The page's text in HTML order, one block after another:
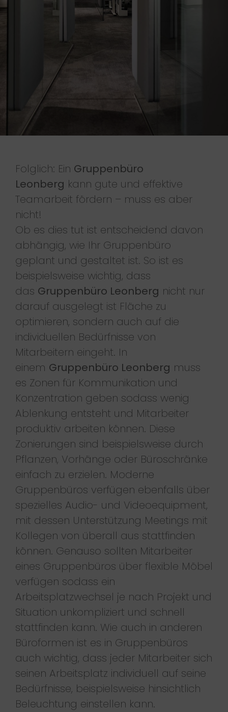
Folglich: Ein Gruppenbüro
Leonberg kann gute und effektive
Teamarbeit fördern – muss es aber
nicht!
Ob es dies tut ist entscheidend davon
abhängig, wie Ihr Gruppenbüro
geplant und gestaltet ist. So ist es
beispielsweise wichtig, dass
das Gruppenbüro Leonberg nicht nur
darauf ausgelegt ist Fläche zu
optimieren, sondern auch auf die
individuellen Bedürfnisse von
Mitarbeitern eingeht. In
einem Gruppenbüro Leonberg muss
es Zonen für Kommunikation und
Konzentration geben sodass wenig
Ablenkung entsteht und Mitarbeiter
produktiv arbeiten können. Diese
Zonierungen sind beispielsweise durch
Pflanzen, Vorhänge oder Büroschränke
einfach zu erzielen. Moderne
Gruppenbüros verfügen ebenfalls über
spezielles Audio- und Videoequipment,
mit dessen Unterstützung Meetings mit
Kollegen von überall aus stattfinden
können. Genauso sollten Mitarbeiter
eines Gruppenbüros über flexible Möbel
verfügen sodass ein
Arbeitsplatzwechsel je nach Projekt und
Situation unkompliziert und schnell
stattfinden kann. Wie auch in anderen
Büroformen ist es in Gruppenbüros
auch wichtig, dass jeder Mitarbeiter sich
seinen Arbeitsplatz individuell auf seine
Bedürfnisse, beispielsweise hinsichtlich
Beleuchtung einstellen kann.